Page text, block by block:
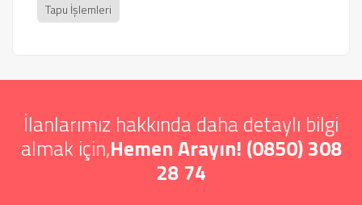
Tapu İşlemleri
İlanlarımız hakkında daha detaylı bilgi
almak için,Hemen Arayın! (0850) 308
28 74